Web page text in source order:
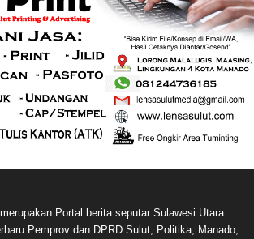
Portal berita seputar Sulawesi Utara
Pemprov dan DPRD Sulut, Politika, Manado,